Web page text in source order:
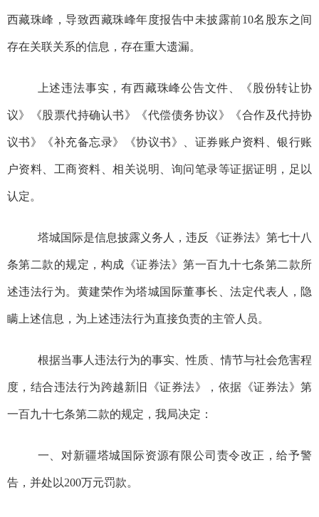
西藏珠峰 ，导致西藏珠峰年度报告中未披露前10名 股东之间
存在关联关系的信息，存在重大遗漏。
上述违法事实，有西藏珠峰公告文件、《股份转让协
议》《股票代持确认书》《代偿债务协议》《合作及代持协
议书》《补充备忘录》《协议书》、证券账户资料、银行账
户资料、 工商资料、相关说明、询问笔录等证据证明 ， 足以
认定。
塔城国际是信息披露义务人，违反 《证券法》 第七十八
条第二款的规定，构成《证券法》第一百九十七条第二款所
述违法行为。黄建荣作为塔城国际董事长、法定代表人，隐
瞒上述信息 ， 为上述违法行为直接负责的主管人员。
根据当事人违法行为的事实、性质、情节与社会危害程
度，结合违法行为跨越新旧《证券法》，依据 《证券法》第
一百九十七条第二款的规定，我局决定：
一、对新疆塔城国际资源有限公司 责令改正，给予警
告，并处以200万元罚款。